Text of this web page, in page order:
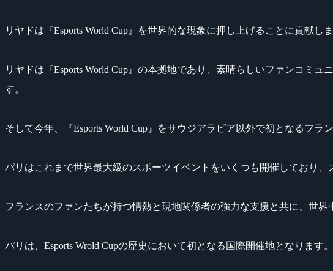
リヤドは『Esports World Cup』を世界的な現象に押し上げることに貢献しま
リヤドは『Esports World Cup』の本拠地であり、素晴らしいファンコミ
す。
そして今年、『Esports World Cup』をサウジアラビア以外で初となるフラ
パリはこれまで世界最大級のスポーツイベントをいくつも開催しており
フランスのファンたちが持つ情熱と現地関係者の強力な支援と共に、世界
パリは、Esports Wrold Cupの歴史において初となる国際開催地となります。